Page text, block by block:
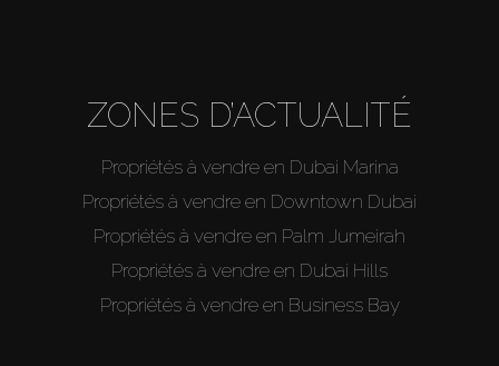
ZONES D’ACTUALITÉ
Propriétés à vendre en Dubai Marina
Propriétés à vendre en Downtown Dubai
Propriétés à vendre en Palm Jumeirah
Propriétés à vendre en Dubai Hills
Propriétés à vendre en Business Bay